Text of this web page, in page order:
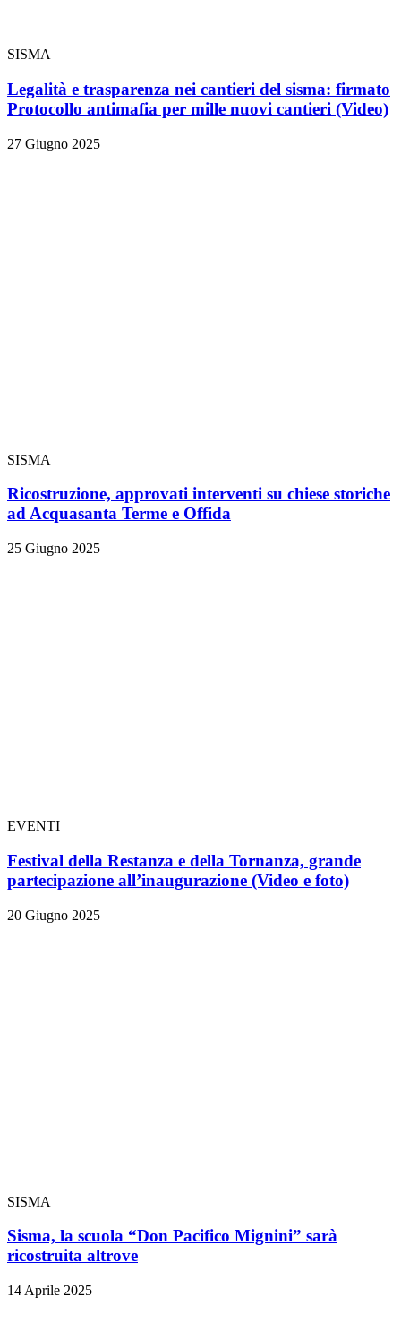
SISMA
Legalità e trasparenza nei cantieri del sisma: firmato
Protocollo antimafia per mille nuovi cantieri (Video)
27 Giugno 2025
SISMA
Ricostruzione, approvati interventi su chiese storiche
ad Acquasanta Terme e Offida
25 Giugno 2025
EVENTI
Festival della Restanza e della Tornanza, grande
partecipazione all’inaugurazione (Video e foto)
20 Giugno 2025
SISMA
Sisma, la scuola “Don Pacifico Mignini” sarà
ricostruita altrove
14 Aprile 2025